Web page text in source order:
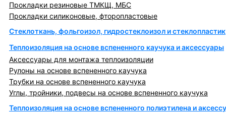
Прокладки резиновые ТМКЩ, МБС
Прокладки силиконовые, фторопластовые
Стеклоткань, фольгоизол, гидростеклоизол и стеклопластик
Теплоизоляция на основе вспененного каучука и аксессуары
Аксессуары для монтажа теплоизоляции
Рулоны на основе вспененного каучука
Трубки на основе вспененного каучука
Углы, тройники, подвесы на основе вспененного каучука
Теплоизоляция на основе вспененного полиэтилена и